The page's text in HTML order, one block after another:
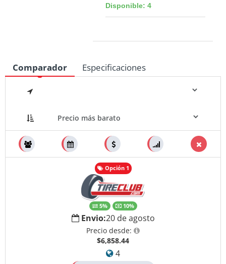
Disponible: 4
Comparador Especificaciones
Opción 1
5% 10%
Envio:20 de agosto
Precio desde:
$6,858.44
4